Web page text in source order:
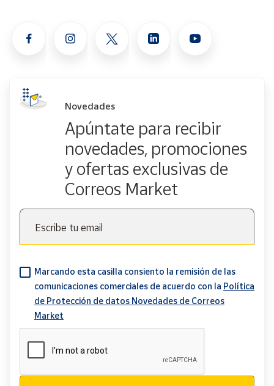
Novedades
Apúntate para recibir
novedades, promociones
y ofertas exclusivas de
Correos Market
Escribe tu email
Marcando esta casilla consiento la remisión de las
comunicaciones comerciales de acuerdo con la Política
de Protección de datos Novedades de Correos
Market